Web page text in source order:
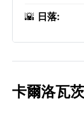
🌇 日落:
卡爾洛瓦